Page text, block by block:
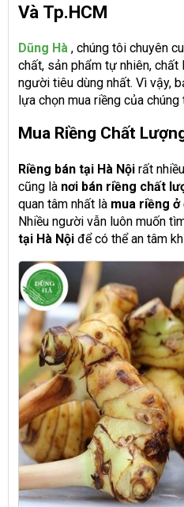
Và Tp.HCM
Dũng Hà , chúng tôi chuyên
chất, sản phẩm tự nhiên,
người tiêu dùng nhất. Vì vậy,
lựa chọn mua riềng của chúng
Mua Riềng Chất
Riềng bán tại Hà Nội rất
cũng là nơi bán riềng chất
quan tâm nhất là mua riềng ở
Nhiều người vẫn luôn muốn
tại Hà Nội để có thể an tâm